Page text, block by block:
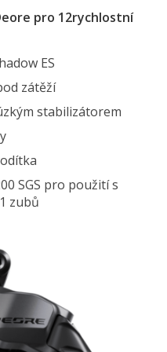
pro 12rychlostní
ES
zátěží
stabilizátorem
SGS pro použití s
zubů